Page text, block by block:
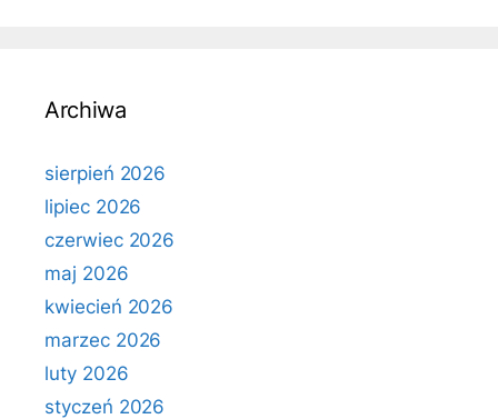
Archiwa
sierpień 2026
lipiec 2026
czerwiec 2026
maj 2026
kwiecień 2026
marzec 2026
luty 2026
styczeń 2026